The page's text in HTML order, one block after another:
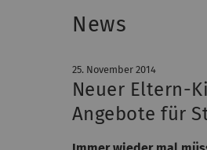
News
25. November 2014
Neuer Eltern-
Angebote für